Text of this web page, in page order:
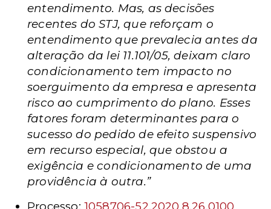
entendimento. Mas, as decisões
recentes do STJ, que reforçam o
entendimento que prevalecia antes da
alteração da lei 11.101/05, deixam claro
condicionamento tem impacto no
soerguimento da empresa e apresenta
risco ao cumprimento do plano. Esses
fatores foram determinantes para o
sucesso do pedido de efeito suspensivo
em recurso especial, que obstou a
exigência e condicionamento de uma
providência à outra.”
Processo: 1058706-52.2020.8.26.0100